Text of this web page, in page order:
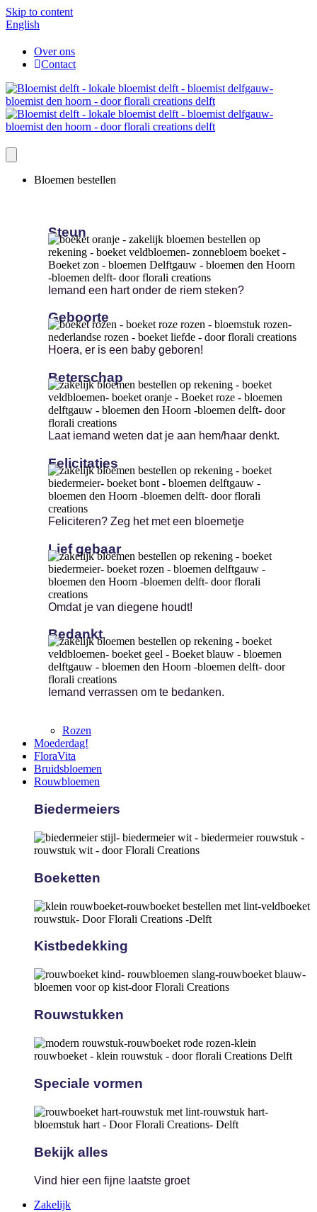
Skip to content
English
Over ons
Contact
Bloemen bestellen
Steun
Iemand een hart onder de riem steken?
Geboorte
Hoera, er is een baby geboren!
Beterschap
Laat iemand weten dat je aan hem/haar denkt.
Felicitaties
Feliciteren? Zeg het met een bloemetje
Lief gebaar
Omdat je van diegene houdt!
Bedankt
Iemand verrassen om te bedanken.
Rozen
Moederdag!
FloraVita
Bruidsbloemen
Rouwbloemen
Biedermeiers
Boeketten
Kistbedekking
Rouwstukken
Speciale vormen
Bekijk alles
Vind hier een fijne laatste groet
Zakelijk